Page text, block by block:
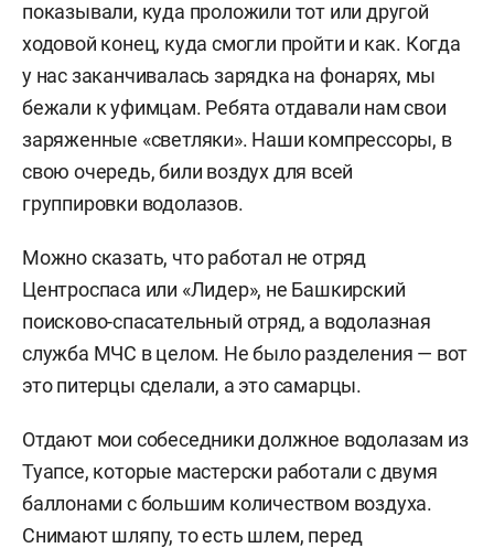
показывали, куда проложили тот или другой
ходовой конец, куда смогли пройти и как. Когда
у нас заканчивалась зарядка на фонарях, мы
бежали к уфимцам. Ребята отдавали нам свои
заряженные «светляки». Наши компрессоры, в
свою очередь, били воздух для всей
группировки водолазов.
Можно сказать, что работал не отряд
Центроспаса или «Лидер», не Башкирский
поисково-спасательный отряд, а водолазная
служба МЧС в целом. Не было разделения — вот
это питерцы сделали, а это самарцы.
Отдают мои собеседники должное водолазам из
Туапсе, которые мастерски работали с двумя
баллонами с большим количеством воздуха.
Снимают шляпу, то есть шлем, перед